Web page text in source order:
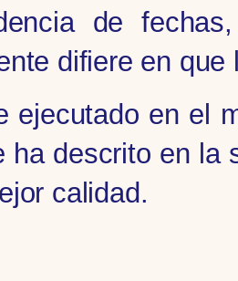
de
difiere en
ejecutado en el
ha descrito en la
calidad.